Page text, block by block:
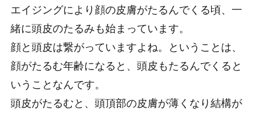
エイジングにより顔の皮膚がたるんでくる頃、一
緒に頭皮のたるみも始まっています。
顔と頭皮は繋がっていますよね。ということは、
顔がたるむ年齢になると、頭皮もたるんでくると
いうことなんです。
頭皮がたるむと、頭頂部の皮膚が薄くなり結構が